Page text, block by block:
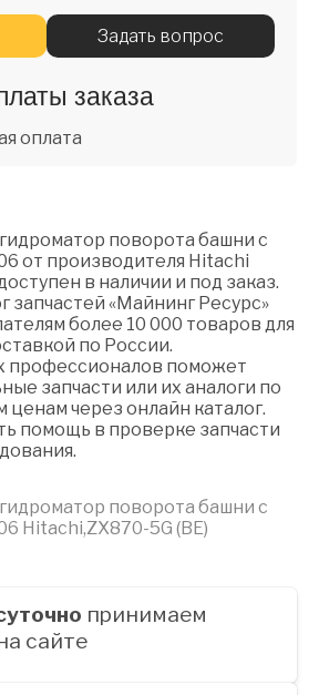
Задать вопрос
заказа
оплата
поворота башни с
от производителя Hitachi
в наличии и под заказ.
запчастей «Майнинг Ресурс»
более 10 000 товаров для
по России.
профессионалов поможет
запчасти или их аналоги по
через онлайн каталог.
помощь в проверке запчасти
поворота башни с
Hitachi,ZX870-5G (BE)
принимаем
сайте